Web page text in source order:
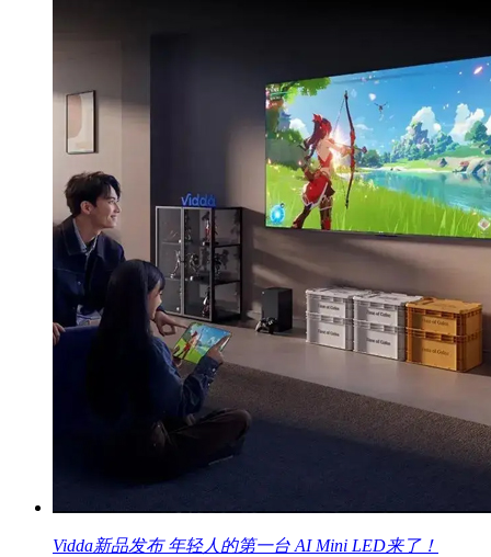
Vidda新品发布 年轻人的第一台 AI Mini LED来了！